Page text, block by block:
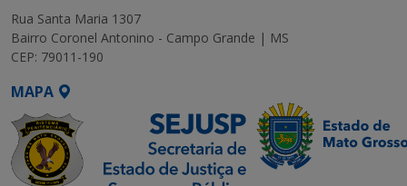
Rua Santa Maria 1307
Bairro Coronel Antonino - Campo Grande | MS
CEP: 79011-190
MAPA